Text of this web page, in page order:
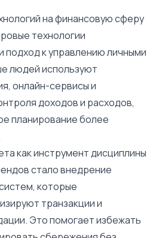
на финансовую сферу
технологии
подход к управлению личными
людей используют
онлайн-сервисы и
доходов и расходов,
планирование более
как инструмент дисциплины
стало внедрение
которые
транзакции и
Это помогает избежать